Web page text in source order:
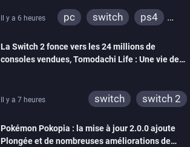
Il y a 6 heures pc switch
ps4
wiiu
3ds
ps3
xbox 360
switch 2
La Switch 2 fonce vers les 24 millions de
consoles vendues, Tomodachi Life : Une vie de
Il y a 7 heures switch switch 2
Pokémon Pokopia : la mise à jour 2.0.0 ajoute
Plongée et de nombreuses améliorations de